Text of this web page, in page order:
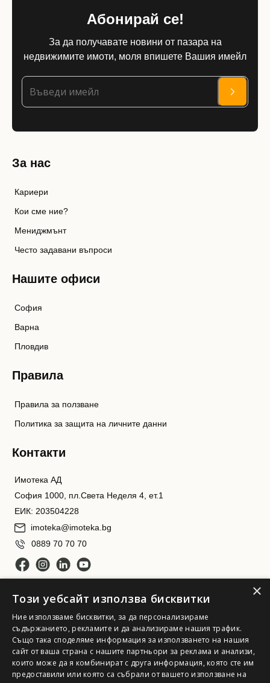
Абонирай се!
За да получавате новини от пазара на
недвижимите имоти, моля впишете Вашия имейл
За нас
Кариери
Кои сме ние?
Мениджмънт
Често задавани въпроси
Нашите офиси
София
Варна
Пловдив
Правила
Правила за ползване
Политика за защита на личните данни
Контакти
Имотека АД
София 1000, пл.Света Неделя 4, ет.1
ЕИК: 203504228
imoteka@imoteka.bg
0889 70 70 70
Имотека АД. Всички права запазени
×
Този уебсайт използва бисквитки
Ние използваме бисквитки, за да персонализираме
съдържанието, рекламите и да анализираме нашия трафик.
Също така споделяме информация за използването на нашия
сайт от ваша страна с нашите партньори за реклама и анализи,
които може да я комбинират с друга информация, която сте им
предоставили или която са събрали от вашето използване на